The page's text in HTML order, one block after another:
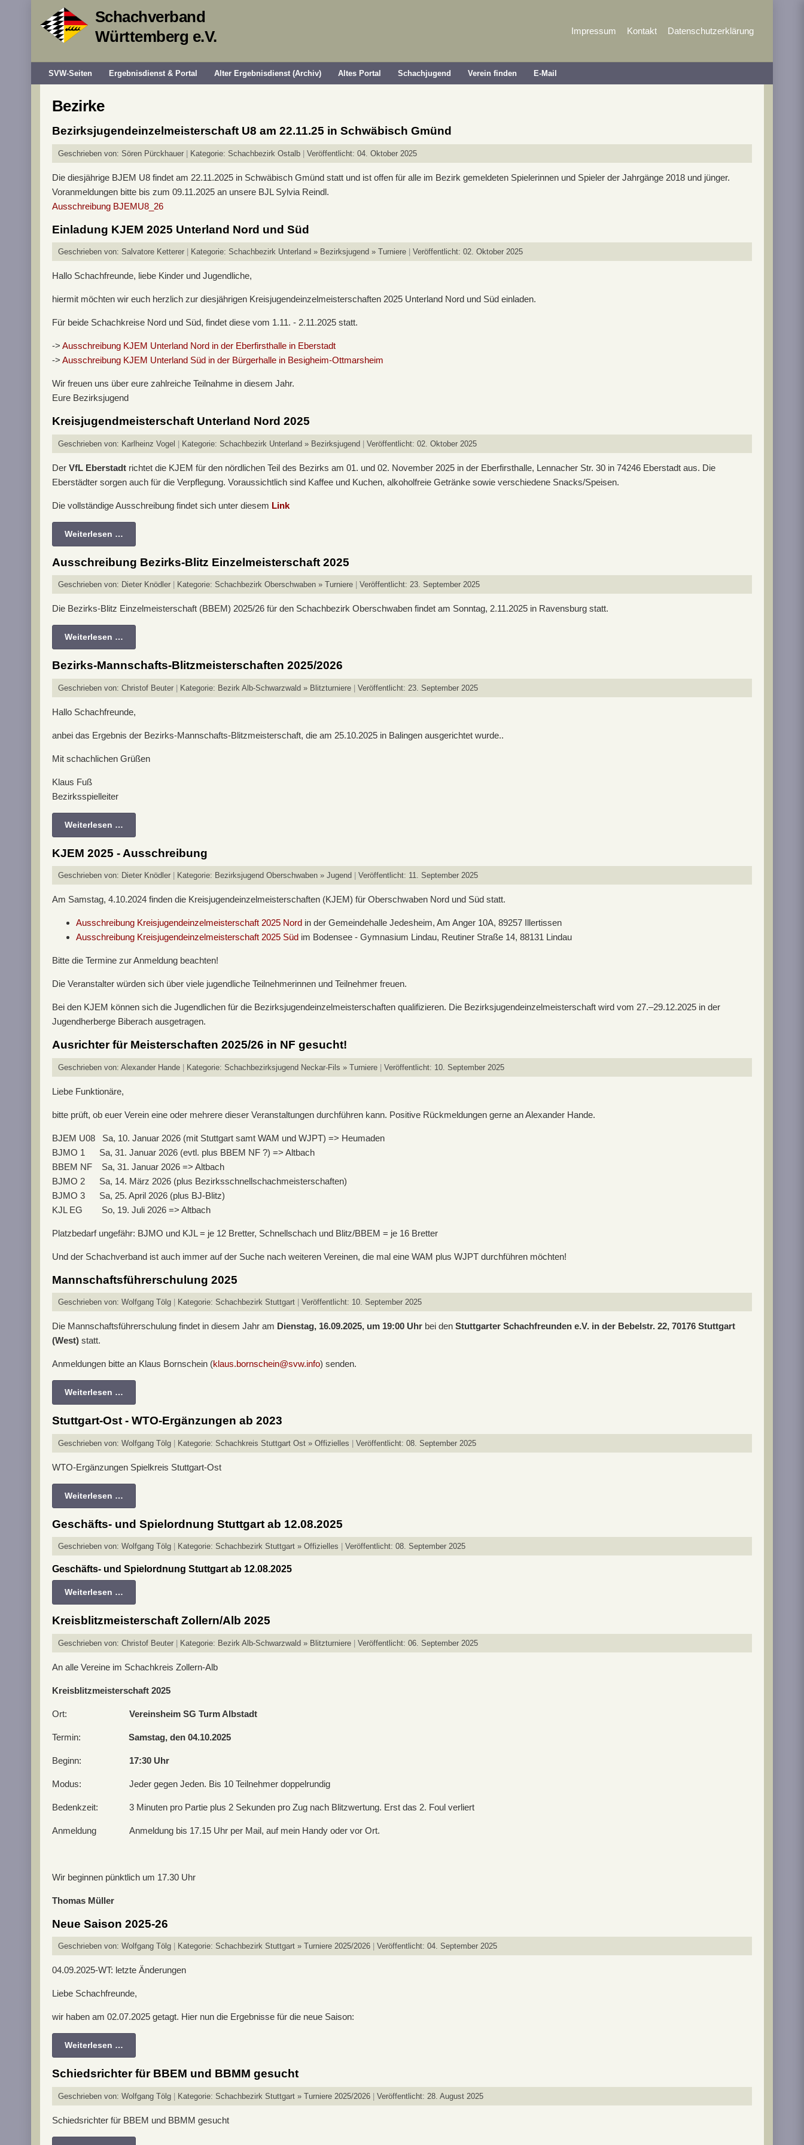
Schachverband
Württemberg e.V.
Impressum Kontakt Datenschutzerklärung
SVW-Seiten Ergebnisdienst & Portal Alter Ergebnisdienst (Archiv) Altes Portal Schachjugend Verein finden E-Mail
Bezirke
Bezirksjugendeinzelmeisterschaft U8 am 22.11.25 in Schwäbisch Gmünd
Geschrieben von: Sören Pürckhauer Kategorie: Schachbezirk Ostalb Veröffentlicht: 04. Oktober 2025
Die diesjährige BJEM U8 findet am 22.11.2025 in Schwäbisch Gmünd statt und ist offen für alle im Bezirk gemeldeten Spielerinnen und Spieler der Jahrgänge 2018 und jünger.
Voranmeldungen bitte bis zum 09.11.2025 an unsere BJL Sylvia Reindl.
Ausschreibung BJEMU8_26
Einladung KJEM 2025 Unterland Nord und Süd
Geschrieben von: Salvatore Ketterer Kategorie: Schachbezirk Unterland » Bezirksjugend » Turniere Veröffentlicht: 02. Oktober 2025
Hallo Schachfreunde, liebe Kinder und Jugendliche,
hiermit möchten wir euch herzlich zur diesjährigen Kreisjugendeinzelmeisterschaften 2025 Unterland Nord und Süd einladen.
Für beide Schachkreise Nord und Süd, findet diese vom 1.11. - 2.11.2025 statt.
-> Ausschreibung KJEM Unterland Nord in der Eberfirsthalle in Eberstadt
-> Ausschreibung KJEM Unterland Süd in der Bürgerhalle in Besigheim-Ottmarsheim
Wir freuen uns über eure zahlreiche Teilnahme in diesem Jahr.
Eure Bezirksjugend
Kreisjugendmeisterschaft Unterland Nord 2025
Geschrieben von: Karlheinz Vogel Kategorie: Schachbezirk Unterland » Bezirksjugend Veröffentlicht: 02. Oktober 2025
Der VfL Eberstadt richtet die KJEM für den nördlichen Teil des Bezirks am 01. und 02. November 2025 in der Eberfirsthalle, Lennacher Str. 30 in 74246 Eberstadt aus. Die
Eberstädter sorgen auch für die Verpflegung. Voraussichtlich sind Kaffee und Kuchen, alkoholfreie Getränke sowie verschiedene Snacks/Speisen.
Die vollständige Ausschreibung findet sich unter diesem Link
Weiterlesen …
Ausschreibung Bezirks-Blitz Einzelmeisterschaft 2025
Geschrieben von: Dieter Knödler Kategorie: Schachbezirk Oberschwaben » Turniere Veröffentlicht: 23. September 2025
Die Bezirks-Blitz Einzelmeisterschaft (BBEM) 2025/26 für den Schachbezirk Oberschwaben findet am Sonntag, 2.11.2025 in Ravensburg statt.
Weiterlesen …
Bezirks-Mannschafts-Blitzmeisterschaften 2025/2026
Geschrieben von: Christof Beuter Kategorie: Bezirk Alb-Schwarzwald » Blitzturniere Veröffentlicht: 23. September 2025
Hallo Schachfreunde,
anbei das Ergebnis der Bezirks-Mannschafts-Blitzmeisterschaft, die am 25.10.2025 in Balingen ausgerichtet wurde..
Mit schachlichen Grüßen
Klaus Fuß
Bezirksspielleiter
Weiterlesen …
KJEM 2025 - Ausschreibung
Geschrieben von: Dieter Knödler Kategorie: Bezirksjugend Oberschwaben » Jugend Veröffentlicht: 11. September 2025
Am Samstag, 4.10.2024 finden die Kreisjugendeinzelmeisterschaften (KJEM) für Oberschwaben Nord und Süd statt.
Ausschreibung Kreisjugendeinzelmeisterschaft 2025 Nord in der Gemeindehalle Jedesheim, Am Anger 10A, 89257 Illertissen
Ausschreibung Kreisjugendeinzelmeisterschaft 2025 Süd im Bodensee - Gymnasium Lindau, Reutiner Straße 14, 88131 Lindau
Bitte die Termine zur Anmeldung beachten!
Die Veranstalter würden sich über viele jugendliche Teilnehmerinnen und Teilnehmer freuen.
Bei den KJEM können sich die Jugendlichen für die Bezirksjugendeinzelmeisterschaften qualifizieren. Die Bezirksjugendeinzelmeisterschaft wird vom 27.–29.12.2025 in der
Jugendherberge Biberach ausgetragen.
Ausrichter für Meisterschaften 2025/26 in NF gesucht!
Geschrieben von: Alexander Hande Kategorie: Schachbezirksjugend Neckar-Fils » Turniere Veröffentlicht: 10. September 2025
Liebe Funktionäre,
bitte prüft, ob euer Verein eine oder mehrere dieser Veranstaltungen durchführen kann. Positive Rückmeldungen gerne an Alexander Hande.
BJEM U08 Sa, 10. Januar 2026 (mit Stuttgart samt WAM und WJPT) => Heumaden
BJMO 1 Sa, 31. Januar 2026 (evtl. plus BBEM NF ?) => Altbach
BBEM NF Sa, 31. Januar 2026 => Altbach
BJMO 2 Sa, 14. März 2026 (plus Bezirksschnellschachmeisterschaften)
BJMO 3 Sa, 25. April 2026 (plus BJ-Blitz)
KJL EG So, 19. Juli 2026 => Altbach
Platzbedarf ungefähr: BJMO und KJL = je 12 Bretter, Schnellschach und Blitz/BBEM = je 16 Bretter
Und der Schachverband ist auch immer auf der Suche nach weiteren Vereinen, die mal eine WAM plus WJPT durchführen möchten!
Mannschaftsführerschulung 2025
Geschrieben von: Wolfgang Tölg Kategorie: Schachbezirk Stuttgart Veröffentlicht: 10. September 2025
Die Mannschaftsführerschulung findet in diesem Jahr am Dienstag, 16.09.2025, um 19:00 Uhr bei den Stuttgarter Schachfreunden e.V. in der Bebelstr. 22, 70176 Stuttgart
(West) statt.
Anmeldungen bitte an Klaus Bornschein (klaus.bornschein@svw.info) senden.
Weiterlesen …
Stuttgart-Ost - WTO-Ergänzungen ab 2023
Geschrieben von: Wolfgang Tölg Kategorie: Schachkreis Stuttgart Ost » Offizielles Veröffentlicht: 08. September 2025
WTO-Ergänzungen Spielkreis Stuttgart-Ost
Weiterlesen …
Geschäfts- und Spielordnung Stuttgart ab 12.08.2025
Geschrieben von: Wolfgang Tölg Kategorie: Schachbezirk Stuttgart » Offizielles Veröffentlicht: 08. September 2025
Geschäfts- und Spielordnung Stuttgart ab 12.08.2025
Weiterlesen …
Kreisblitzmeisterschaft Zollern/Alb 2025
Geschrieben von: Christof Beuter Kategorie: Bezirk Alb-Schwarzwald » Blitzturniere Veröffentlicht: 06. September 2025
An alle Vereine im Schachkreis Zollern-Alb
Kreisblitzmeisterschaft 2025
Ort: Vereinsheim SG Turm Albstadt
Termin: Samstag, den 04.10.2025
Beginn: 17:30 Uhr
Modus: Jeder gegen Jeden. Bis 10 Teilnehmer doppelrundig
Bedenkzeit: 3 Minuten pro Partie plus 2 Sekunden pro Zug nach Blitzwertung. Erst das 2. Foul verliert
Anmeldung Anmeldung bis 17.15 Uhr per Mail, auf mein Handy oder vor Ort.
Wir beginnen pünktlich um 17.30 Uhr
Thomas Müller
Neue Saison 2025-26
Geschrieben von: Wolfgang Tölg Kategorie: Schachbezirk Stuttgart » Turniere 2025/2026 Veröffentlicht: 04. September 2025
04.09.2025-WT: letzte Änderungen
Liebe Schachfreunde,
wir haben am 02.07.2025 getagt. Hier nun die Ergebnisse für die neue Saison:
Weiterlesen …
Schiedsrichter für BBEM und BBMM gesucht
Geschrieben von: Wolfgang Tölg Kategorie: Schachbezirk Stuttgart » Turniere 2025/2026 Veröffentlicht: 28. August 2025
Schiedsrichter für BBEM und BBMM gesucht